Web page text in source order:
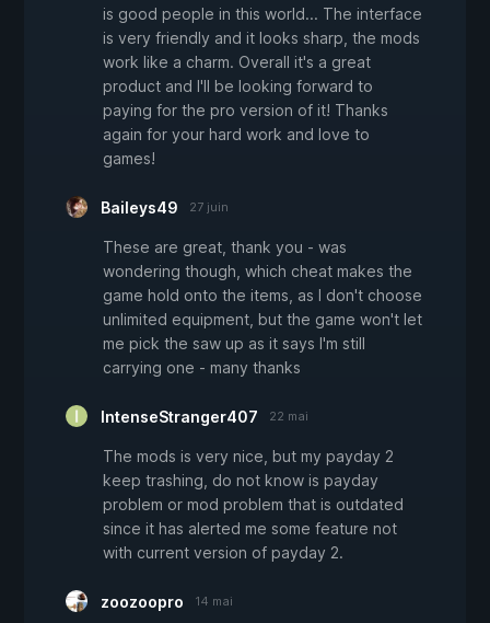
is good people in this world... The interface
is very friendly and it looks sharp, the mods
work like a charm. Overall it's a great
product and I'll be looking forward to
paying for the pro version of it! Thanks
again for your hard work and love to
games!
Baileys49 27 juin
These are great, thank you - was
wondering though, which cheat makes the
game hold onto the items, as I don't choose
unlimited equipment, but the game won't let
me pick the saw up as it says I'm still
carrying one - many thanks
IntenseStranger407 22 mai
The mods is very nice, but my payday 2
keep trashing, do not know is payday
problem or mod problem that is outdated
since it has alerted me some feature not
with current version of payday 2.
zoozoopro 14 mai